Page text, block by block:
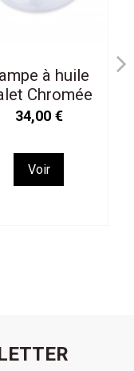
à huile
Chromée
14cm M
34,00 €
Voir